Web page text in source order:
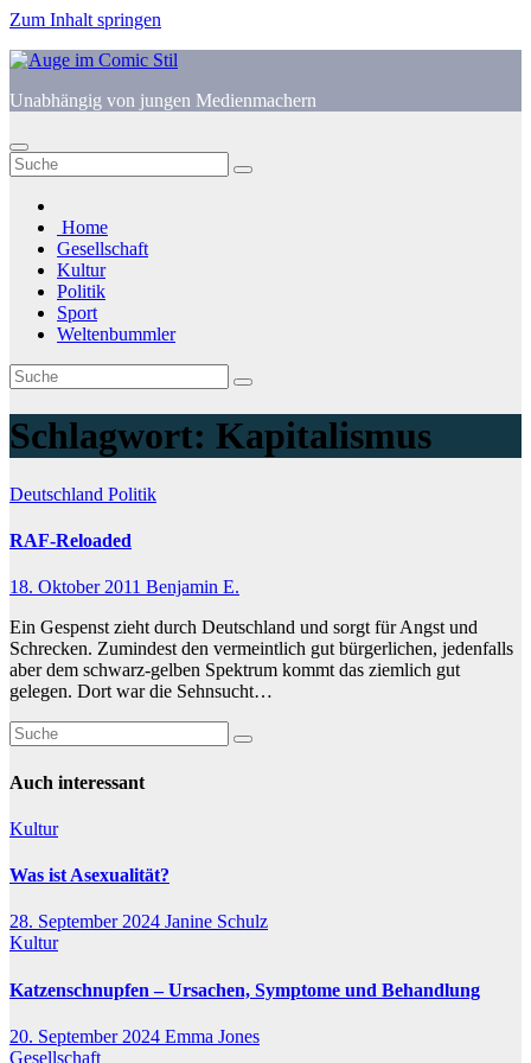
Zum Inhalt springen
Unabhängig von jungen Medienmachern
Home
Gesellschaft
Kultur
Politik
Sport
Weltenbummler
Schlagwort: Kapitalismus
Deutschland Politik
RAF-Reloaded
18. Oktober 2011 Benjamin E.
Ein Gespenst zieht durch Deutschland und sorgt für Angst und
Schrecken. Zumindest den vermeintlich gut bürgerlichen, jedenfalls
aber dem schwarz-gelben Spektrum kommt das ziemlich gut
gelegen. Dort war die Sehnsucht…
Auch interessant
Kultur
Was ist Asexualität?
28. September 2024 Janine Schulz
Kultur
Katzenschnupfen – Ursachen, Symptome und Behandlung
20. September 2024 Emma Jones
Gesellschaft